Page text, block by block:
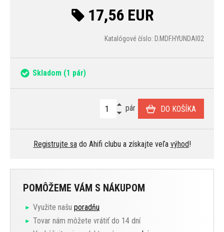
17,56 EUR
Katalógové číslo: D.MDF.HYUNDAI02
Skladom (1 pár)
pár DO KOŠÍKA
Registrujte sado Ahifi clubu a získajte veľa výhod!
POMÔŽEME VÁM S NÁKUPOM
Využite našu poradňu
Tovar nám môžete vrátiť do 14 dní